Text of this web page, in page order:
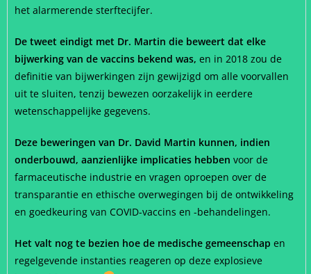
het alarmerende sterftecijfer.
De tweet eindigt met Dr. Martin die beweert dat elke
bijwerking van de vaccins bekend was, en in 2018 zou de
definitie van bijwerkingen zijn gewijzigd om alle voorvallen
uit te sluiten, tenzij bewezen oorzakelijk in eerdere
wetenschappelijke gegevens.
Deze beweringen van Dr. David Martin kunnen, indien
onderbouwd, aanzienlijke implicaties hebben voor de
farmaceutische industrie en vragen oproepen over de
transparantie en ethische overwegingen bij de ontwikkeling
en goedkeuring van COVID-vaccins en -behandelingen.
Het valt nog te bezien hoe de medische gemeenschap en
regelgevende instanties reageren op deze explosieve